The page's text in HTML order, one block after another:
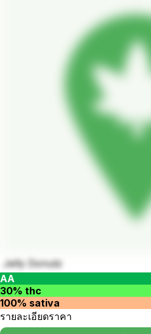
Jelly Donutz
AA
30% thc
100% sativa
รายละเอียดราคา